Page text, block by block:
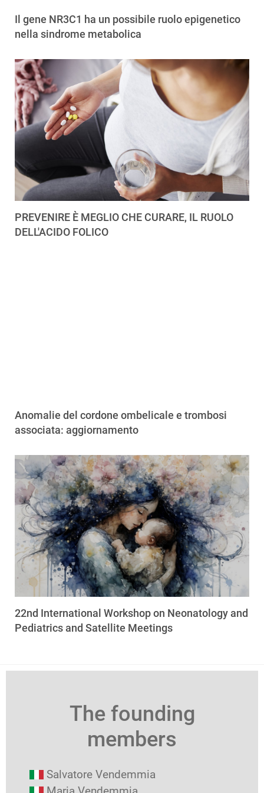
Il gene NR3C1 ha un possibile ruolo epigenetico
nella sindrome metabolica
PREVENIRE È MEGLIO CHE CURARE, IL RUOLO
DELL'ACIDO FOLICO
Anomalie del cordone ombelicale e trombosi
associata: aggiornamento
22nd International Workshop on Neonatology and
Pediatrics and Satellite Meetings
The founding
members
Salvatore Vendemmia